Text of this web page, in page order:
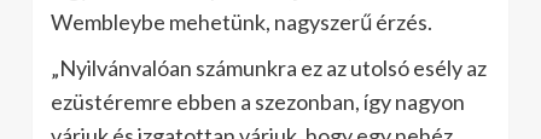
Wembleybe mehetünk, nagyszerű érzés.
„Nyilvánvalóan számunkra ez az utolsó esély az
ezüstéremre ebben a szezonban, így nagyon